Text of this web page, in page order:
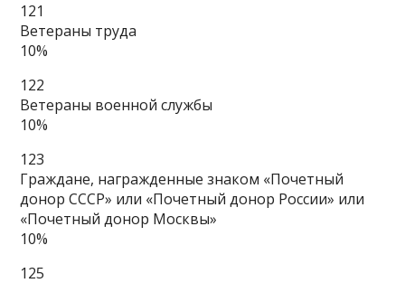
121
Ветераны труда
10%
122
Ветераны военной службы
10%
123
Граждане, награжденные знаком «Почетный
донор СССР» или «Почетный донор России» или
«Почетный донор Москвы»
10%
125